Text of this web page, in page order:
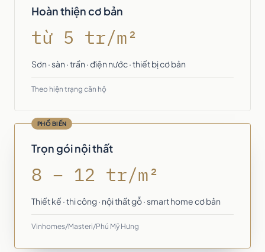
Hoàn thiện cơ bản
từ 5 tr/m²
Sơn · sàn · trần · điện nước · thiết bị cơ bản
Theo hiện trạng căn hộ
PHỔ BIẾN
Trọn gói nội thất
8 – 12 tr/m²
Thiết kế · thi công · nội thất gỗ · smart home cơ bản
Vinhomes/Masteri/Phú Mỹ Hưng